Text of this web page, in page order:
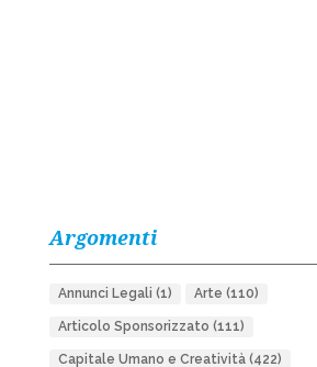
Argomenti
Annunci Legali (1) Arte (110)
Articolo Sponsorizzato (111)
Capitale Umano e Creatività(422)